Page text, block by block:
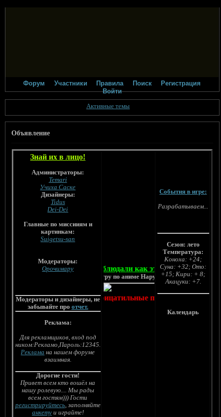
Форум Участники Правила Поиск
Регистрация
Войти
Активные темы
Объявление
Знай их в лицо!
Администраторы:
Temari
Учиха Саске
Дизайнеры:
Tidus
Dei-Dei
Главные по миссииям и
картинкам:
Suigetsu-san
Модераторы:
Орочимару
Модераторы и дизайнеры, не
забывайте про отчет.
Реклама:
Для рекламщиков, вход под
ником:Рекламо,Пароль:12345.
Реклама на нашем форуме
взаимная.
Дорогие гости!
Привет всем кто вошёл на
нашу ролевую.... Мы рады
всем гостям))) Гости
регистрируйтесь, заполняйте
анкетуи играйте!
Рассвело... А вы наблюдали как это было
пожаловать на ролевую игру по аниме Наруто!
вообщем отрицатильные персонажи (можно
События в игре:
Разрабатываем...
Сезон: лето
Температура:
Коноха: +24;
Суна: +32; Ото:
+15; Кири: + 8;
Акацуки: +7.
Календарь